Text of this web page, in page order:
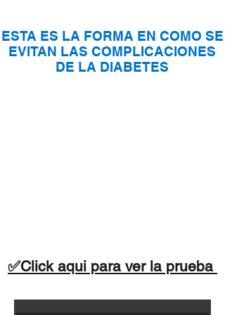
ESTA ES LA FORMA EN COMO SE
EVITAN LAS COMPLICACIONES
DE LA DIABETES
✅Click aqui para ver la prueba